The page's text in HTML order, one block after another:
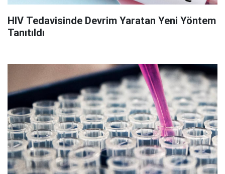
HIV Tedavisinde Devrim Yaratan Yeni Yöntem
Tanıtıldı